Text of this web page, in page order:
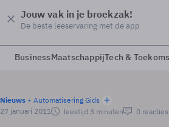
Jouw vak in je broekzak!
De beste leeservaring met de app
BusinessMaatschappijTech &
Nieuws
Automatisering Gids
27 januari 2011
leestijd 3 minuten 0 reacties